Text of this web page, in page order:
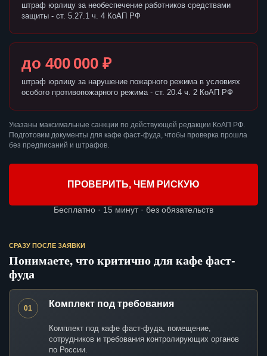
штраф юрлицу за необеспечение работников средствами
защиты - ст. 5.27.1 ч. 4 КоАП РФ
до 400 000 ₽
штраф юрлицу за нарушение пожарного режима в условиях
особого противопожарного режима - ст. 20.4 ч. 2 КоАП РФ
Указаны максимальные санкции по действующей редакции КоАП РФ.
Подготовим документы для кафе фаст-фуда, чтобы проверка прошла
без предписаний и штрафов.
ПРОВЕРИТЬ, ЧЕМ РИСКУЮ
Бесплатно · 15 минут · без обязательств
СРАЗУ ПОСЛЕ ЗАЯВКИ
Понимаете, что критично для кафе фаст-
фуда
01 Комплект под требования
Комплект под кафе фаст-фуда, помещение,
сотрудников и требования контролирующих органов
по России.